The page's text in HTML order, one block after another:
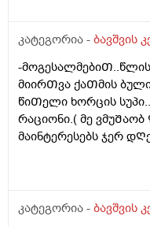
კატეგორია - ბავშვის
-
მიირᲗვა ქაᲗმის
წიᲗელი ხორცის
რაციონი.( მე ვმუᲨაობ
მაინტერესებს ჯერ
ერᲗ დᲦეს არ
რეაქცია. ᲦმერᲗმა
კატეგორია - ბავშვის